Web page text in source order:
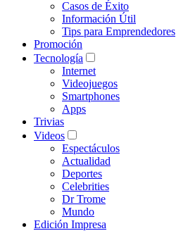
Casos de Éxito
Información Útil
Tips para Emprendedores
Promoción
Tecnología
Internet
Videojuegos
Smartphones
Apps
Trivias
Videos
Espectáculos
Actualidad
Deportes
Celebrities
Dr Trome
Mundo
Edición Impresa